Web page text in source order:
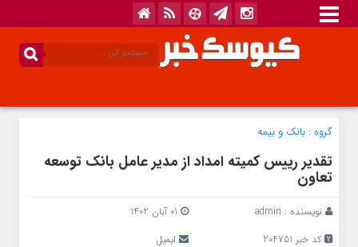
گروه : بانک‌ و بیمه
تقدیر رییس کمیته امداد از مدیر عامل بانک توسعه
تعاون
نویسنده : admin
کد خبر 204751
ایمیل